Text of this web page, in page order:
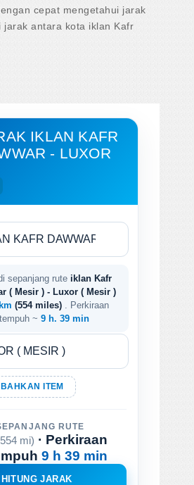
cepat mengetahui jarak
jarak antara kota iklan Kafr
IKLAN KAFR
- LUXOR
sepanjang rute iklan Kafr
( Mesir ) - Luxor ( Mesir )
(554 miles)
. Perkiraan
~ 9 h. 39 min
ITEM
RUTE
mi) · Perkiraan
9 h 39 min
HITUNG JARAK